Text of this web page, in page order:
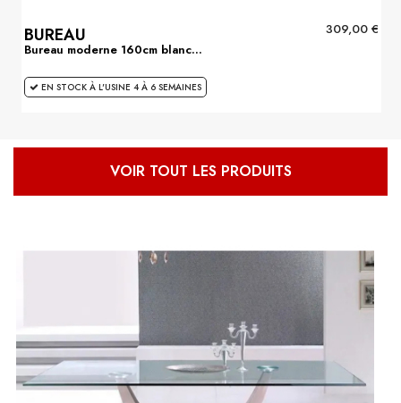
PORTABLE
Bureau industriel 110cm...
219,00 €
EN STOCK À L'USINE SOUS 4 SEMAINES
VOIR TOUT LES PRODUITS